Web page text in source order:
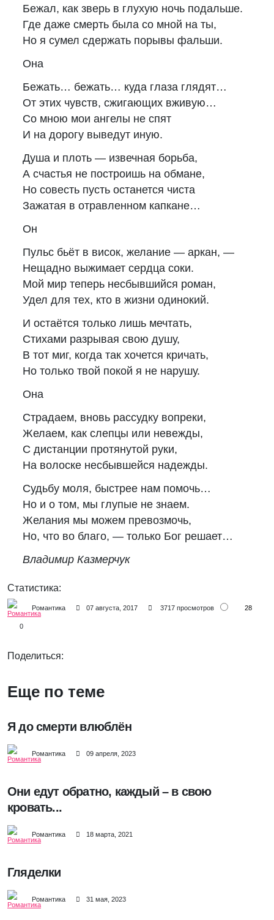
Бежал, как зверь в глухую ночь подальше.
Где даже смерть была со мной на ты,
Но я сумел сдержать порывы фальши.
Она
Бежать… бежать… куда глаза глядят…
От этих чувств, сжигающих вживую…
Со мною мои ангелы не спят
И на дорогу выведут иную.
Душа и плоть — извечная борьба,
А счастья не построишь на обмане,
Но совесть пусть останется чиста
Зажатая в отравленном капкане…
Он
Пульс бьёт в висок, желание — аркан, —
Нещадно выжимает сердца соки.
Мой мир теперь несбывшийся роман,
Удел для тех, кто в жизни одинокий.
И остаётся только лишь мечтать,
Стихами разрывая свою душу,
В тот миг, когда так хочется кричать,
Но только твой покой я не нарушу.
Она
Страдаем, вновь рассудку вопреки,
Желаем, как слепцы или невежды,
С дистанции протянутой руки,
На волоске несбывшейся надежды.
Судьбу моля, быстрее нам помочь…
Но и о том, мы глупые не знаем.
Желания мы можем превозмочь,
Но, что во благо, — только Бог решает…
Владимир Казмерчук
Статистика:
Романтика 07 августа, 2017 3717 просмотров 28
0
Поделиться:
Еще по теме
Я до смерти влюблён
Романтика 09 апреля, 2023
Они едут обратно, каждый – в свою
кровать...
Романтика 18 марта, 2021
Гляделки
Романтика 31 мая, 2023